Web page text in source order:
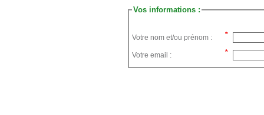
Vos informations :
Votre nom et/ou prénom :
Votre email :